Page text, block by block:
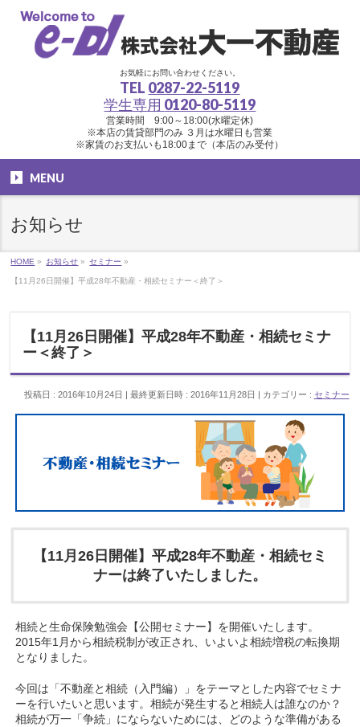
お気軽にお問い合わせください。
TEL 0287-22-5119
学生専用 0120-80-5119
営業時間 9:00～18:00(水曜定休)
※本店の賃貸部門のみ ３月は水曜日も営業
※家賃のお支払いも18:00まで（本店のみ受付）
MENU
お知らせ
HOME » お知らせ » セミナー »
【11月26日開催】平成28年不動産・相続セミナー＜終了＞
【11月26日開催】平成28年不動産・相続セミナ
ー＜終了＞
投稿日 : 2016年10月24日 最終更新日時 : 2016年11月28日 カテゴリー : セミナー
【11月26日開催】平成28年不動産・相続セミ
ナーは終了いたしました。
相続と生命保険勉強会【公開セミナー】を開催いたします。
2015年1月から相続税制が改正され、いよいよ相続増税の転換期
となりました。
今回は「不動産と相続（入門編）」をテーマとした内容でセミナ
ーを行いたいと思います。相続が発生すると相続人は誰なのか？
相続が万一「争続」にならないためには、どのような準備がある